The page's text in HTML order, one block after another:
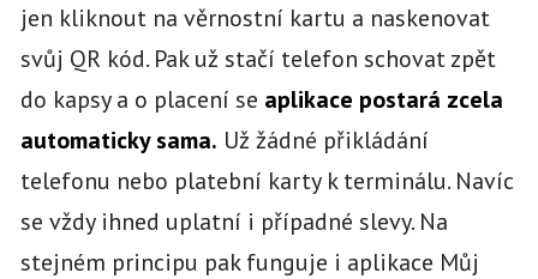
jen kliknout na věrnostní kartu a naskenovat
svůj QR kód. Pak už stačí telefon schovat zpět
do kapsy a o placení se aplikace postará zcela
automaticky sama. Už žádné přikládání
telefonu nebo platební karty k terminálu. Navíc
se vždy ihned uplatní i případné slevy. Na
stejném principu pak funguje i aplikace Můj